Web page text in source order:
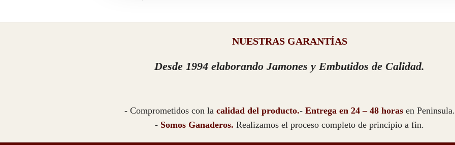
NUESTRAS GARANTÍAS
Desde 1994 elaborando Jamones y Embutidos de Calidad.
- Comprometidos con la calidad del producto.- Entrega en 24 – 48 horasen Peninsula.
- Somos Ganaderos. Realizamos el proceso completo de principio a fin.